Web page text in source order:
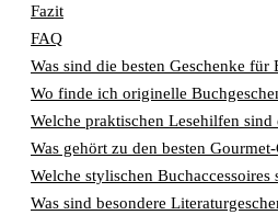
Fazit
FAQ
Was sind die besten Geschenke für
Wo finde ich originelle
Welche praktischen Lesehilfen sind
Was gehört zu den besten
Welche stylischen Buchaccessoires
Was sind besondere